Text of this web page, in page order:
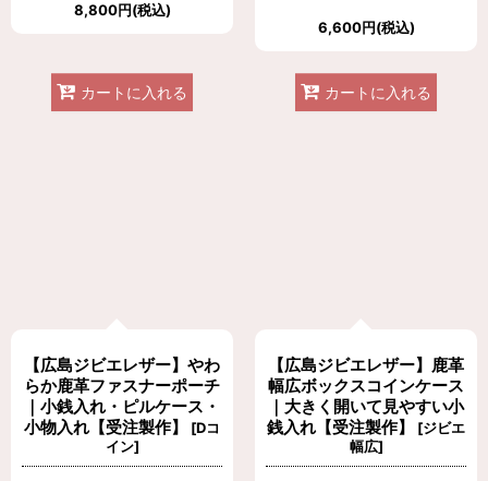
8,800円(税込)
カートに入れる
6,600円(税込)
カートに入れる
【広島ジビエレザー】やわ
らか鹿革ファスナーポーチ
｜小銭入れ・ピルケース・
小物入れ【受注製作】
[Dコ
イン]
【広島ジビエレザー】鹿革
幅広ボックスコインケース
｜大きく開いて見やすい小
銭入れ【受注製作】
[ジビエ
幅広]